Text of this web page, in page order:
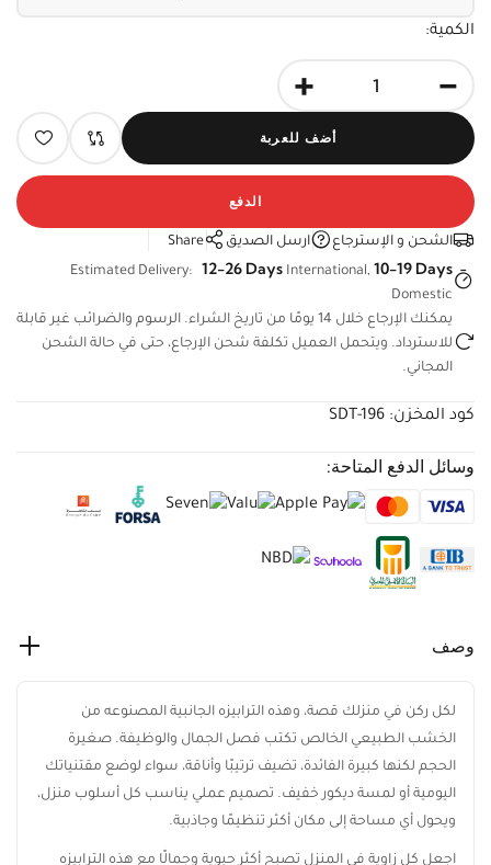
الكمية:
-
+
أضف للعربة
الدفع
الشحن و الإسترجاع ارسل الصديق
Share
Estimated Delivery: 12-26 Days International, 10-19 Days
Domestic
يمكنك الإرجاع خلال 14 يومًا من تاريخ الشراء. الرسوم والضرائب غير
قابلة للاسترداد. ويتحمل العميل تكلفة شحن الإرجاع، حتى في حالة
الشحن المجاني.
كود المخزن: SDT-196
وسائل الدفع المتاحة:
وصف
لكل ركن في منزلك قصة، وهذه الترابيزه الجانبية المصنوعه من
الخشب الطبيعي الخالص تكتب فصل الجمال والوظيفة. صغيرة
الحجم لكنها كبيرة الفائدة، تضيف ترتيبًا وأناقة، سواء لوضع مقتنياتك
اليومية أو لمسة ديكور خفيف. تصميم عملي يناسب كل أسلوب
منزل، ويحول أي مساحة إلى مكان أكثر تنظيمًا وجاذبية.
اجعل كل زاوية في المنزل تصبح أكثر حيوية وجمالًا مع هذه الترابيزه